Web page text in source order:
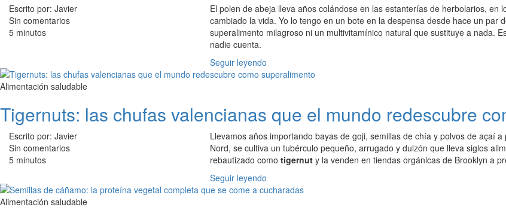
Escrito por: Javier
Sin comentarios
5 minutos
El polen de abeja lleva años colándose en las estanterías de herbolarios,
cambiado la vida. Yo lo tengo en un bote en la despensa desde hace un
superalimento milagroso ni un multivitamínico natural que sustituye a nada.
nadie cuenta.
Seguir leyendo
Alimentación saludable
Tigernuts: las chufas valencianas que el mundo redescubre
Escrito por: Javier
Sin comentarios
5 minutos
Llevamos años importando bayas de goji, semillas de chía y polvos de açaí
Nord, se cultiva un tubérculo pequeño, arrugado y dulzón que lleva siglos
rebautizado como tigernut y la venden en tiendas orgánicas de Brooklyn a
Seguir leyendo
Alimentación saludable